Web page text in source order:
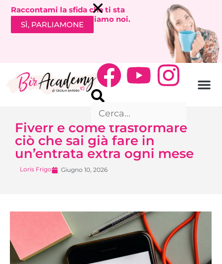
Raccontami la sfida che ti sta
bloccando. Ti richiamiamo noi.
SÌ, PARLIAMONE
Fiverr e come trasformare
ciò che sai già fare in
un’entrata extra ogni mese
Loris Frigo Giugno 10, 2026